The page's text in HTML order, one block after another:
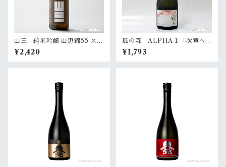
山三 純米吟醸 山恵錦55 スパ
ークリング 720ml
¥2,420
風の森 ALPHA１「次章への
扉」 720ml
¥1,793